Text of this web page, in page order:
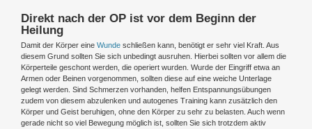
Direkt nach der OP ist vor dem Beginn der
Heilung
Damit der Körper eine Wunde schließen kann, benötigt er sehr viel Kraft. Aus
diesem Grund sollten Sie sich unbedingt ausruhen. Hierbei sollten vor allem die
Körperteile geschont werden, die operiert wurden. Wurde der Eingriff etwa an
Armen oder Beinen vorgenommen, sollten diese auf eine weiche Unterlage
gelegt werden. Sind Schmerzen vorhanden, helfen Entspannungsübungen
zudem von diesem abzulenken und autogenes Training kann zusätzlich den
Körper und Geist beruhigen, ohne den Körper zu sehr zu belasten. Auch wenn
gerade nicht so viel Bewegung möglich ist, sollten Sie sich trotzdem aktiv